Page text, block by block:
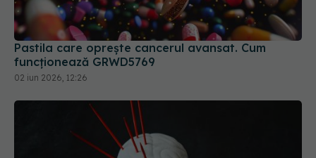
Pastila care oprește cancerul avansat. Cum
funcționează GRWD5769
02 iun 2026, 12:26